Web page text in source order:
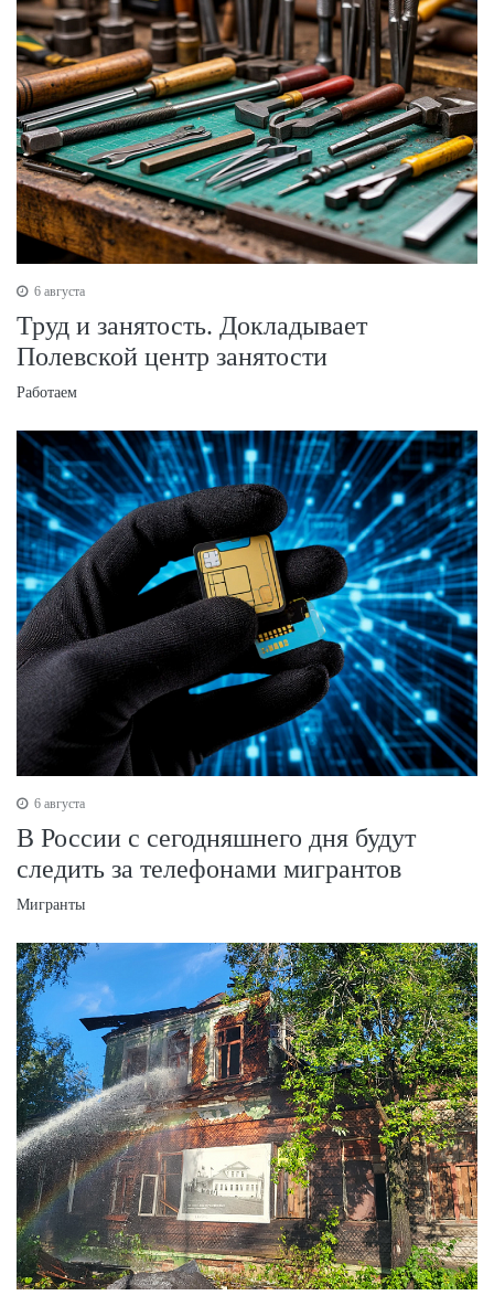
6 августа
Труд и занятость. Докладывает
Полевской центр занятости
Работаем
6 августа
В России с сегодняшнего дня будут
следить за телефонами мигрантов
Мигранты